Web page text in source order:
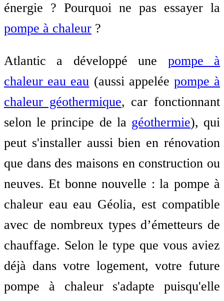
énergie ? Pourquoi ne pas essayer la
pompe à chaleur ?
Atlantic a développé une pompe à
chaleur eau eau (aussi appelée pompe à
chaleur géothermique, car fonctionnant
selon le principe de la géothermie), qui
peut s'installer aussi bien en rénovation
que dans des maisons en construction ou
neuves. Et bonne nouvelle : la pompe à
chaleur eau eau Géolia, est compatible
avec de nombreux types d’émetteurs de
chauffage. Selon le type que vous aviez
déjà dans votre logement, votre future
pompe à chaleur s'adapte puisqu'elle